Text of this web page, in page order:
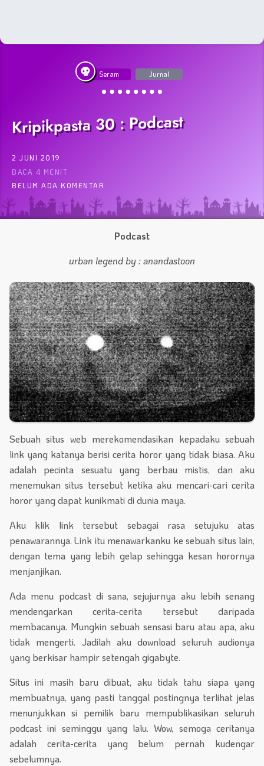
Seram Jurnal
Kripikpasta 30 : Podcast
2 JUNI 2019
BACA 4 MENIT
BELUM ADA KOMENTAR
Podcast
urban legend by : anandastoon
Sebuah situs web merekomendasikan kepadaku sebuah
link yang katanya berisi cerita horor yang tidak biasa. Aku
adalah pecinta sesuatu yang berbau mistis, dan aku
menemukan situs tersebut ketika aku mencari-cari cerita
horor yang dapat kunikmati di dunia maya.
Aku klik link tersebut sebagai rasa setujuku atas
penawarannya. Link itu menawarkanku ke sebuah situs lain,
dengan tema yang lebih gelap sehingga kesan horornya
menjanjikan.
Ada menu podcast di sana, sejujurnya aku lebih senang
mendengarkan cerita-cerita tersebut daripada
membacanya. Mungkin sebuah sensasi baru atau apa, aku
tidak mengerti. Jadilah aku download seluruh audionya
yang berkisar hampir setengah gigabyte.
Situs ini masih baru dibuat, aku tidak tahu siapa yang
membuatnya, yang pasti tanggal postingnya terlihat jelas
menunjukkan si pemilik baru mempublikasikan seluruh
podcast ini seminggu yang lalu. Wow, semoga ceritanya
adalah cerita-cerita yang belum pernah kudengar
sebelumnya.